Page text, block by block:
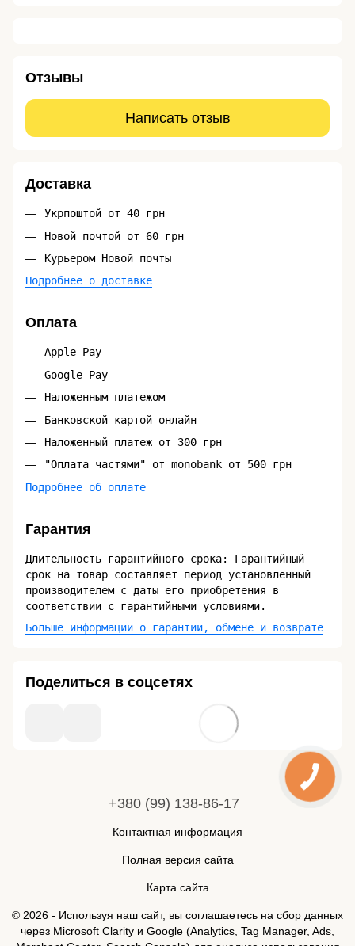
Отзывы
Написать отзыв
Доставка
Укрпоштой от 40 грн
Новой почтой от 60 грн
Курьером Новой почты
Подробнее о доставке
Оплата
Apple Pay
Google Pay
Наложенным платежом
Банковской картой онлайн
Наложенный платеж от 300 грн
"Оплата частями" от monobank от 500 грн
Подробнее об оплате
Гарантия
Длительность гарантийного срока: Гарантийный
срок на товар составляет период установленный
производителем с даты его приобретения в
соответствии с гарантийными условиями.
Больше информации о гарантии, обмене и возврате
Поделиться в соцсетях
+380 (99) 138-86-17
Контактная информация
Полная версия сайта
Карта сайта
© 2026 - Используя наш сайт, вы соглашаетесь на сбор данных
через Microsoft Clarity и Google (Analytics, Tag Manager, Ads,